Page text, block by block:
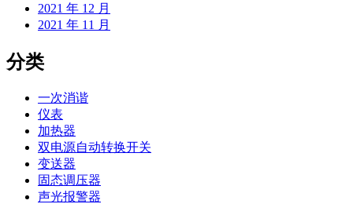
2021 年 12 月
2021 年 11 月
分类
一次消谐
仪表
加热器
双电源自动转换开关
变送器
固态调压器
声光报警器